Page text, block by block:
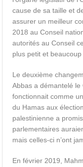
cause de sa taille et
assurer un meilleur
2018 au Conseil
autorités au Conseil
plus petit et
Le deuxième
Abbas a démantelé
fonctionnait comme
du Hamas aux
palestinienne a
parlementaires
mais celles-ci n’ont
En février 2019,